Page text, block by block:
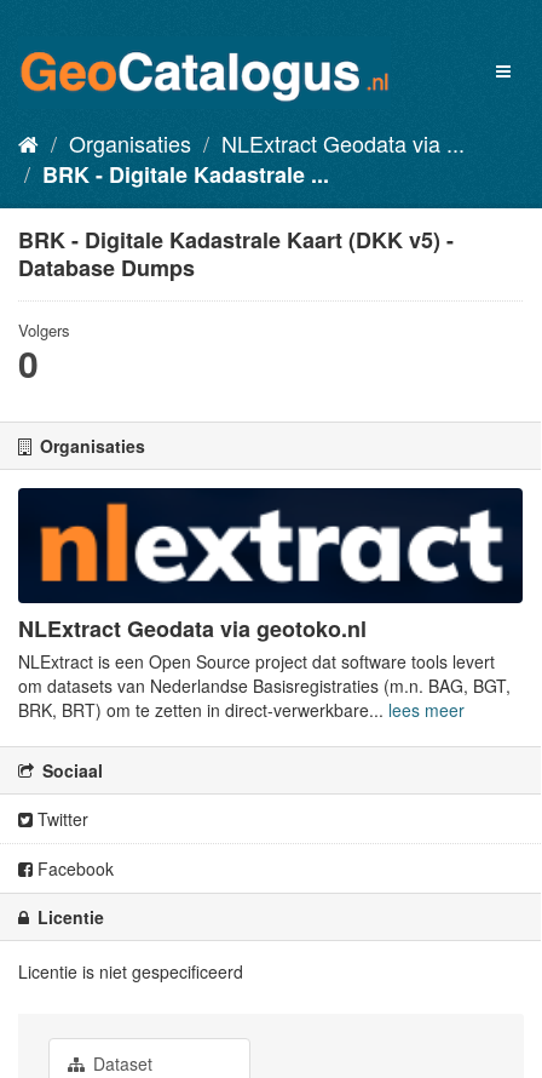
Organisaties
NLExtract Geodata via ...
BRK - Digitale Kadastrale ...
BRK - Digitale Kadastrale Kaart (DKK v5) -
Database Dumps
Volgers
0
Organisaties
NLExtract Geodata via geotoko.nl
NLExtract is een Open Source project dat software tools levert
om datasets van Nederlandse Basisregistraties (m.n. BAG, BGT,
BRK, BRT) om te zetten in direct-verwerkbare... lees meer
Sociaal
Twitter
Facebook
Licentie
Licentie is niet gespecificeerd
Dataset